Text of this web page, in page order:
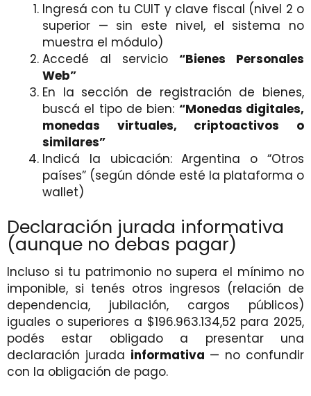
Ingresá con tu CUIT y clave fiscal (nivel 2 o
superior — sin este nivel, el sistema no
muestra el módulo)
Accedé al servicio “Bienes Personales
Web”
En la sección de registración de bienes,
buscá el tipo de bien: “Monedas digitales,
monedas virtuales, criptoactivos o
similares”
Indicá la ubicación: Argentina o “Otros
países” (según dónde esté la plataforma o
wallet)
Declaración jurada informativa
(aunque no debas pagar)
Incluso si tu patrimonio no supera el mínimo no
imponible, si tenés otros ingresos (relación de
dependencia, jubilación, cargos públicos)
iguales o superiores a $196.963.134,52 para 2025,
podés estar obligado a presentar una
declaración jurada informativa — no confundir
con la obligación de pago.